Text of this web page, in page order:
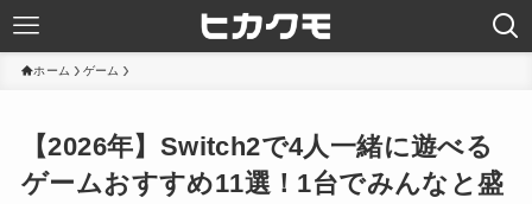
ホーム ゲーム
【2026年】Switch2で4人一緒に遊べる
ゲームおすすめ11選！1台でみんなと盛